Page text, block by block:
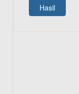
Hasil